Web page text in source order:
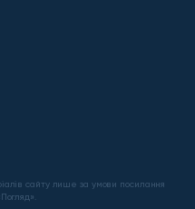
сайту лише за умови посилання